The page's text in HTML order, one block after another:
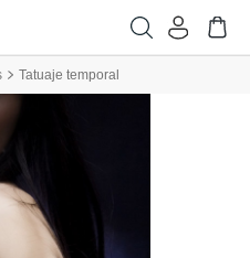
Tatuaje temporal